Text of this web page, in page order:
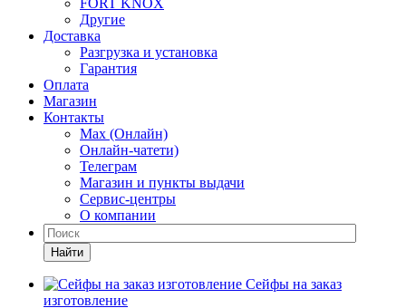
FORT KNOX
Другие
Доставка
Разгрузка и установка
Гарантия
Оплата
Магазин
Контакты
Max (Онлайн)
Онлайн-чатети)
Телеграм
Магазин и пункты выдачи
Сервис-центры
О компании
Найти
Сейфы на заказ
изготовление